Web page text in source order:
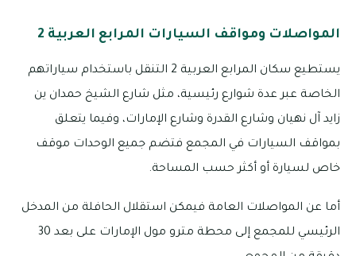
المواصلات ومواقف السيارات المرابع العربية 2
يستطيع سكان المرابع العربية 2 التنقل باستخدام سياراتهم
الخاصة عبر عدة شوارع رئيسية، مثل شارع الشيخ حمدان ين
زايد آل نهيان وشارع القدرة وشارع الإمارات، وفيما يتعلق
بمواقف السيارات في المجمع فتضم جميع الوحدات موقف
خاص لسيارة أو أكثر حسب المساحة.
أما عن المواصلات العامة فيمكن استقلال الحافلة من المدخل
الرئيسي للمجمع إلى محطة مترو مول الإمارات على بعد 30